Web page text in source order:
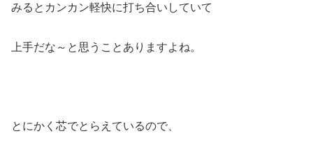
みるとカンカン軽快に打ち合いしていて
上手だな～と思うことありますよね。
とにかく芯でとらえているので、